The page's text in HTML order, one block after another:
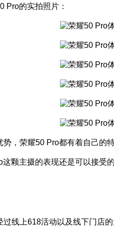
Pro的实拍照片：
，荣耀50 Pro都有着自己的
颗主摄的表现还是可以接
线上618活动以及线下门店